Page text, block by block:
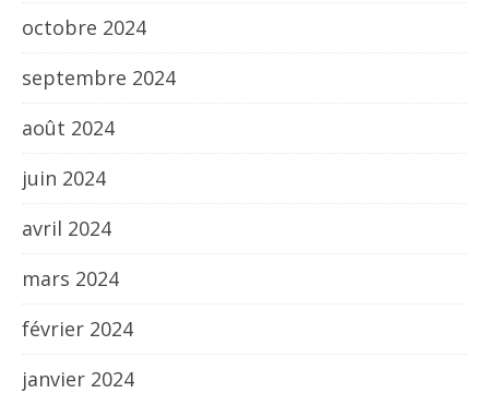
octobre 2024
septembre 2024
août 2024
juin 2024
avril 2024
mars 2024
février 2024
janvier 2024